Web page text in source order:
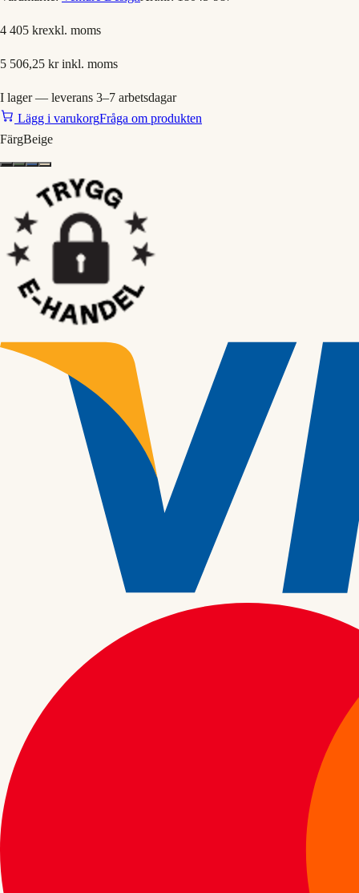
4 405 krexkl. moms
5 506,25 krinkl. moms
I lager — leverans 3–7 arbetsdagar
Lägg i varukorgFråga om produkten
FärgBeige